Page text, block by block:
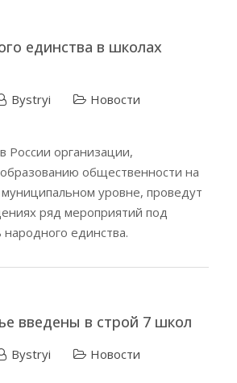
единства в школах
Bystryi
Новости
организации,
общественности на
уровне, проведут
ряд мероприятий под
единства.
введены в строй 7 школ
Bystryi
Новости